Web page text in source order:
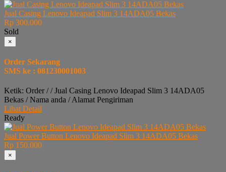
Jual Casing Lenovo Ideapad Slim 3 14ADA05 Bekas
Rp 300.000
Sold
×
Order Sekarang
SMS ke : 081230001003
Ketik: Order / / Jual Casing Lenovo Ideapad Slim 3 14ADA05
Bekas / Nama anda / Alamat Pengiriman
Lihat Detail
Ready
Jual Power Button Lenovo Ideapad Slim 3 14ADA05 Bekas
Rp 150.000
×